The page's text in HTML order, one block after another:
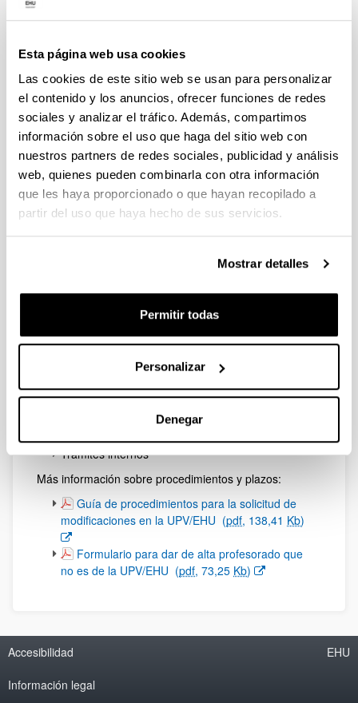
Esta página web usa cookies
Las cookies de este sitio web se usan para personalizar
el contenido y los anuncios, ofrecer funciones de redes
sociales y analizar el tráfico. Además, compartimos
información sobre el uso que haga del sitio web con
nuestros partners de redes sociales, publicidad y análisis
web, quienes pueden combinarla con otra información
que les haya proporcionado o que hayan recopilado a
partir del uso que haya hecho de sus servicios.
Mostrar detalles
Permitir todas
Personalizar
Denegar
(Ministerio)
Requisitos
Acuerdos
Modelos de convenios
Normativas
Contacto
Modificaciones no sustanciales
Otras modificaciones internas
(UPV/EHU)
Tipos de modificaciones y
procedimiento
Las modificaciones que se deseen realizar en los
títulos, en función de cómo afecten al proyecto inicial
Verificación de un nuevo título
Modificación sustancial
Modificaciones no sustanciales
Trámites internos
Más información sobre procedimientos y plazos:
(Abre una nueva ventana)
Guía de procedimientos para la solicitud de
modificaciones en la UPV/EHU (pdf, 138,41 Kb)
(Abre una nueva ventana)
Formulario para dar de alta profesorado que
no es de la UPV/EHU (pdf, 73,25 Kb)
Accesibilidad
Información legal
EHU